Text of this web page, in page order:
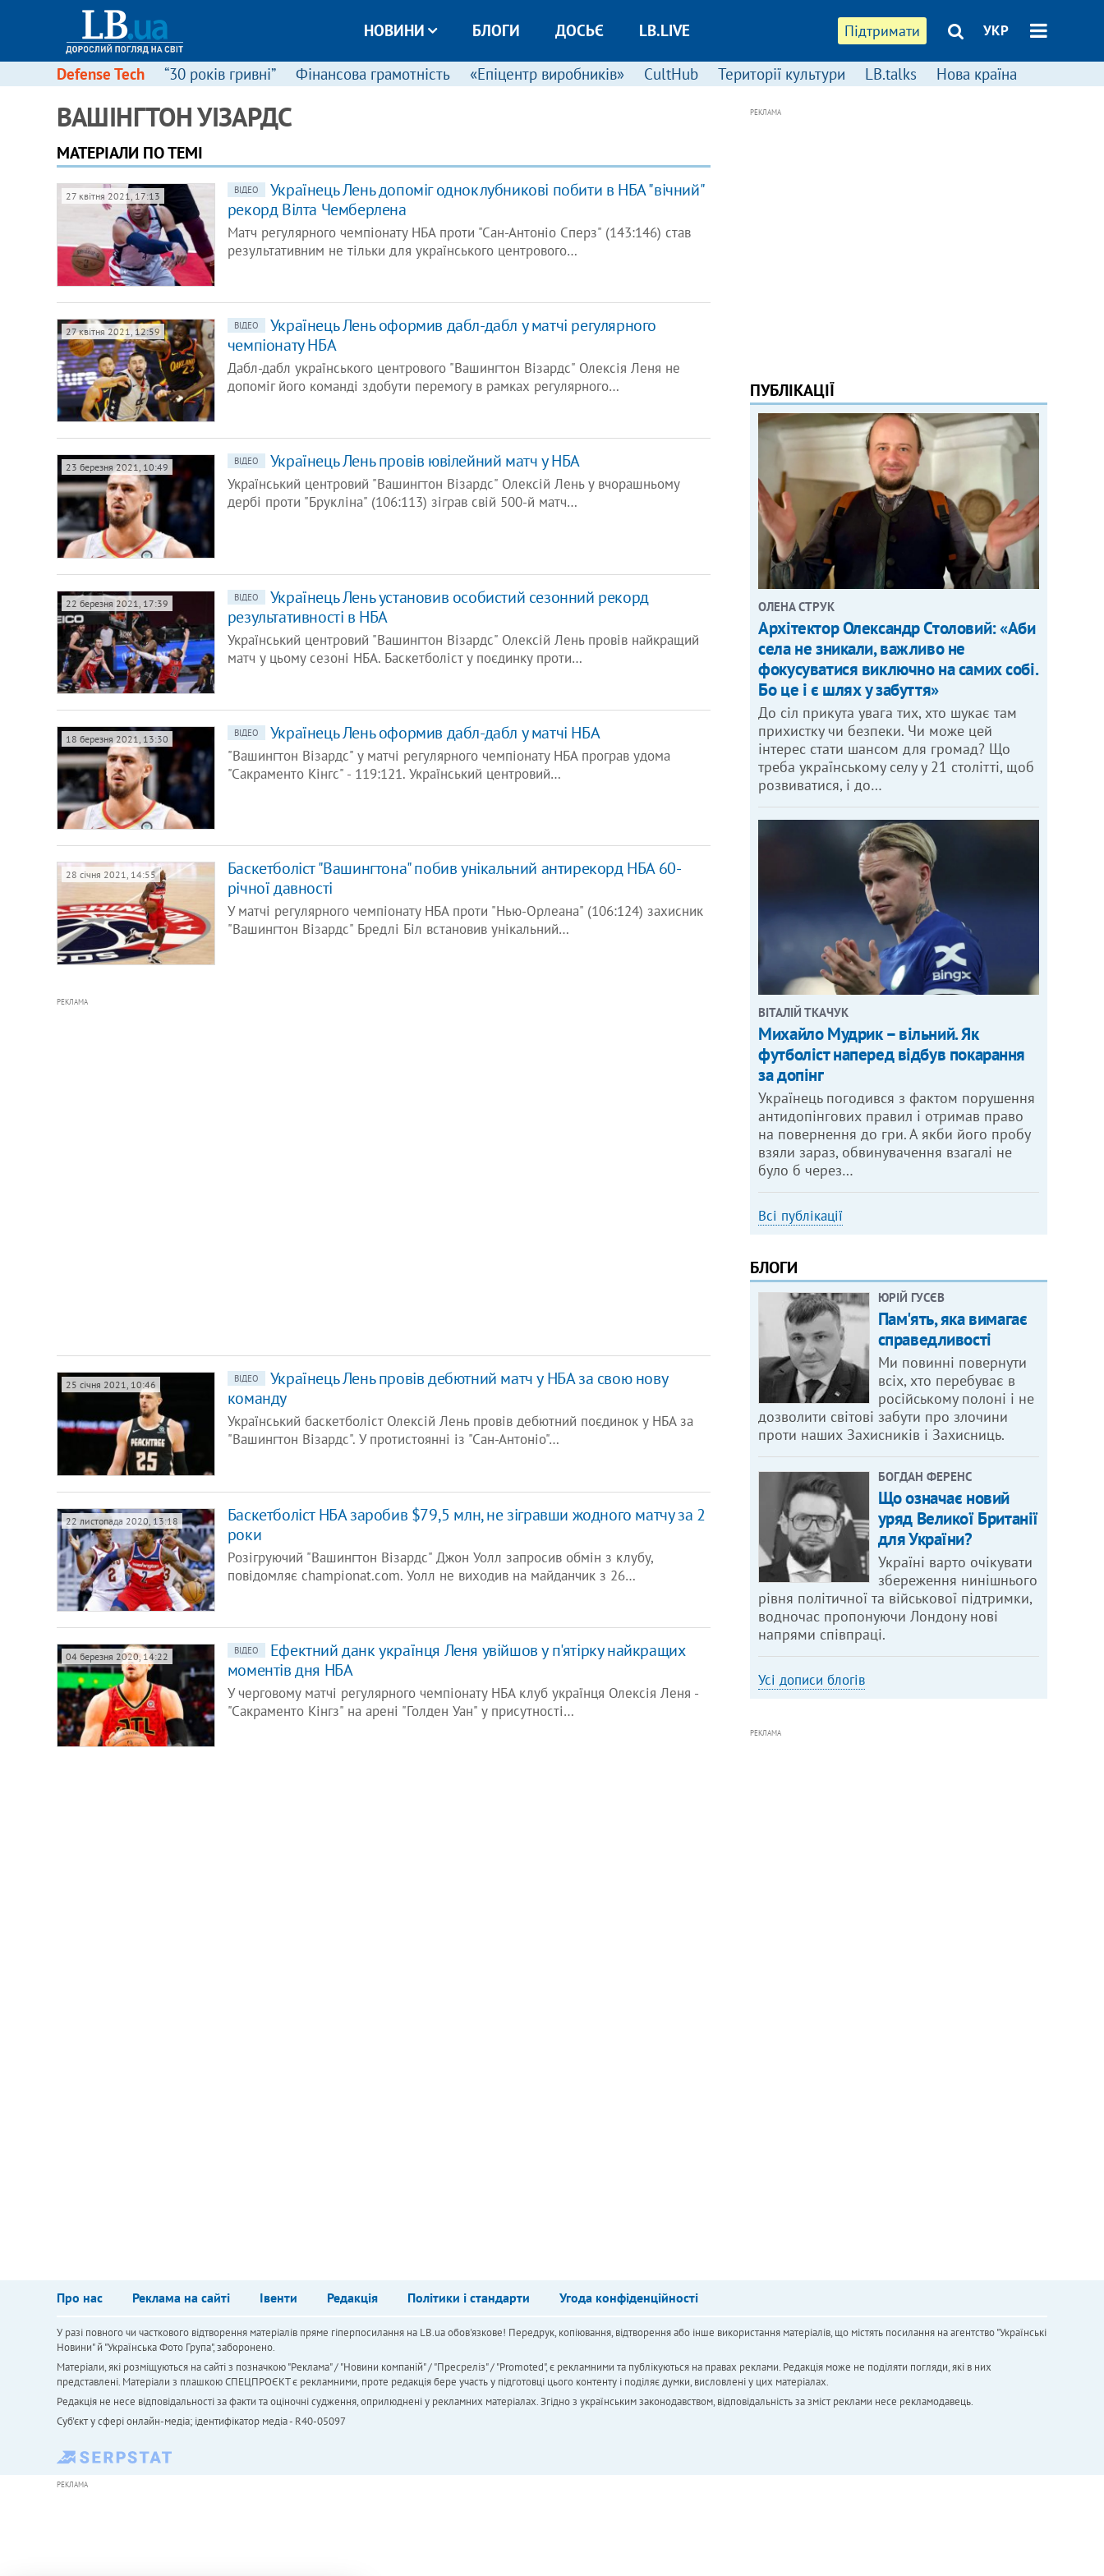
Підтримати УКР
НОВИНИ БЛОГИ ДОСЬЄ LB.LIVE
Defense Tech “30 років гривні” Фінансова грамотність «Епіцентр виробників» CultHub Території культури LB.talks Нова країна
ВАШIНГТОН УIЗАРДС
МАТЕРІАЛИ ПО ТЕМІ
27 квітня 2021, 17:13 ВІДЕО
Українець Лень допоміг одноклубникові побити в НБА "вічний"
рекорд Вілта Чемберлена
Матч регулярного чемпіонату НБА проти "Сан-Антоніо Сперз" (143:146) став
результативним не тільки для українського центрового…
27 квітня 2021, 12:59 ВІДЕО
Українець Лень оформив дабл-дабл у матчі регулярного
чемпіонату НБА
Дабл-дабл українського центрового "Вашингтон Візардс" Олексія Леня не
допоміг його команді здобути перемогу в рамках регулярного…
23 березня 2021, 10:49 ВІДЕО Українець Лень провів ювілейний матч у НБА
Український центровий "Вашингтон Візардс" Олексій Лень у вчорашньому
дербі проти "Брукліна" (106:113) зіграв свій 500-й матч…
22 березня 2021, 17:39 ВІДЕО
Українець Лень установив особистий сезонний рекорд
результативності в НБА
Український центровий "Вашингтон Візардс" Олексій Лень провів найкращий
матч у цьому сезоні НБА. Баскетболіст у поєдинку проти…
18 березня 2021, 13:30 ВІДЕО Українець Лень оформив дабл-дабл у матчі НБА
"Вашингтон Візардс" у матчі регулярного чемпіонату НБА програв удома
"Сакраменто Кінгс" - 119:121. Український центровий…
28 січня 2021, 14:55
Баскетболіст "Вашингтона" побив унікальний антирекорд НБА 60-
річної давності
У матчі регулярного чемпіонату НБА проти "Нью-Орлеана" (106:124) захисник
"Вашингтон Візардс" Бредлі Біл встановив унікальний…
РЕКЛАМА
25 січня 2021, 10:46 ВІДЕО
Українець Лень провів дебютний матч у НБА за свою нову
команду
Український баскетболіст Олексій Лень провів дебютний поєдинок у НБА за
"Вашингтон Візардс". У протистоянні із "Сан-Антоніо"…
22 листопада 2020, 13:18
Баскетболіст НБА заробив $79,5 млн, не зігравши жодного матчу за 2
роки
Розігруючий "Вашингтон Візардс" Джон Уолл запросив обмін з клубу,
повідомляє championat.com. Уолл не виходив на майданчик з 26…
04 березня 2020, 14:22 ВІДЕО
Ефектний данк українця Леня увійшов у п'ятірку найкращих
моментів дня НБА
У черговому матчі регулярного чемпіонату НБА клуб українця Олексія Леня -
"Сакраменто Кінгз" на арені "Голден Уан" у присутності…
РЕКЛАМА
ПУБЛІКАЦІЇ
ОЛЕНА СТРУК
Архітектор Олександр Столовий: «Аби
села не зникали, важливо не
фокусуватися виключно на самих собі.
Бо це і є шлях у забуття»
До сіл прикута увага тих, хто шукає там
прихистку чи безпеки. Чи може цей
інтерес стати шансом для громад? Що
треба українському селу у 21 столітті, щоб
розвиватися, і до…
ВІТАЛІЙ ТКАЧУК
Михайло Мудрик – вільний. Як
футболіст наперед відбув покарання
за допінг
Українець погодився з фактом порушення
антидопінгових правил і отримав право
на повернення до гри. А якби його пробу
взяли зараз, обвинувачення взагалі не
було б через…
Всі публікації
БЛОГИ
ЮРІЙ ГУСЄВ
Пам'ять, яка вимагає
справедливості
Ми повинні повернути
всіх, хто перебуває в
російському полоні і не
дозволити світові забути про злочини
проти наших Захисників і Захисниць.
БОГДАН ФЕРЕНС
Що означає новий
уряд Великої Британії
для України?
Україні варто очікувати
збереження нинішнього
рівня політичної та військової підтримки,
водночас пропонуючи Лондону нові
напрями співпраці.
Усі дописи блогів
РЕКЛАМА
Про нас Реклама на сайті Івенти Редакція Політики і стандарти Угода конфіденційності
У разі повного чи часткового відтворення матеріалів пряме гіперпосилання на LB.ua обов'язкове! Передрук, копіювання, відтворення або інше використання матеріалів, що містять посилання на агентство "Українськi
Новини" й "Українська Фото Група", заборонено.
Матеріали, які розміщуються на сайті з позначкою "Реклама" / "Новини компаній" / "Пресреліз" / "Promoted", є рекламними та публікуються на правах реклами. Редакція може не поділяти погляди, які в них
представлені. Матеріали з плашкою СПЕЦПРОЄКТ є рекламними, проте редакція бере участь у підготовці цього контенту і поділяє думки, висловлені у цих матеріалах.
Редакція не несе відповідальності за факти та оціночні судження, оприлюднені у рекламних матеріалах. Згідно з українським законодавством, відповідальність за зміст реклами несе рекламодавець.
Cуб'єкт у сфері онлайн-медіа; ідентифікатор медіа - R40-05097
РЕКЛАМА